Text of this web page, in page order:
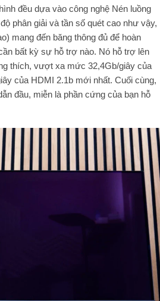
đều dựa vào công nghệ Nén luồng
phân giải và tần số quét cao như vậy,
mang đến băng thông đủ để hoàn
bất kỳ sự hỗ trợ nào. Nó hỗ trợ lên
thích, vượt xa mức 32,4Gb/giây của
của HDMI 2.1b mới nhất. Cuối cùng,
đầu, miễn là phần cứng của bạn hỗ